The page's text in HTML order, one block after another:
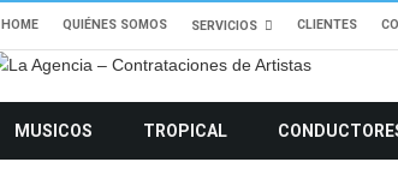
HOME QUIÉNES SOMOS SERVICIOS CLIENTES
MUSICOS TROPICAL